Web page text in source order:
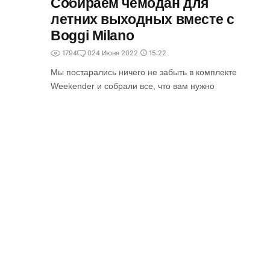
летних выходных вместе с
Boggi Milano
1794 024 Июня 2022 15:22
Мы постарались ничего не забыть в комплекте
Weekender и собрали все, что вам нужно